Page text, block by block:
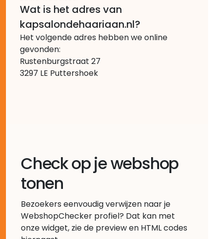
Wat is het adres van
kapsalondehaariaan.nl?
Het volgende adres hebben we online
gevonden:
Rustenburgstraat 27
3297 LE Puttershoek
Check op je webshop
tonen
Bezoekers eenvoudig verwijzen naar je
WebshopChecker profiel? Dat kan met
onze widget, zie de preview en HTML codes